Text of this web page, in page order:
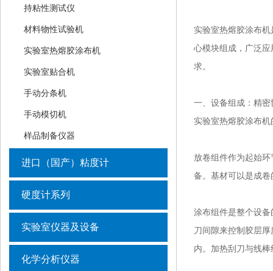
持粘性测试仪
材料物性试验机
实验室热熔胶涂布机
实验室贴合机
手动分条机
手动模切机
样品制备仪器
进口（国产）粘度计
硬度计系列
实验室仪器及设备
化学分析仪器
实验室热熔胶涂布
心模块组成，广泛
求。
一、设备组成：精
实验室热熔胶涂布
放卷组件作为起始
备。基材可以是成
涂布组件是整个设
刀间隙来控制胶层
内。加热刮刀与线